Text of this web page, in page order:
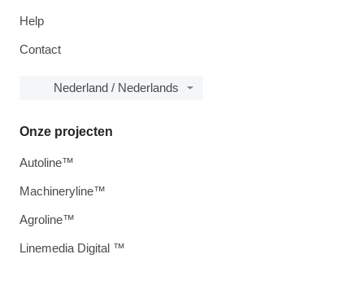
Help
Contact
Nederland / Nederlands
Onze projecten
Autoline™
Machineryline™
Agroline™
Linemedia Digital ™